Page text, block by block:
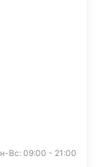
Вс: 09:00 - 21:00